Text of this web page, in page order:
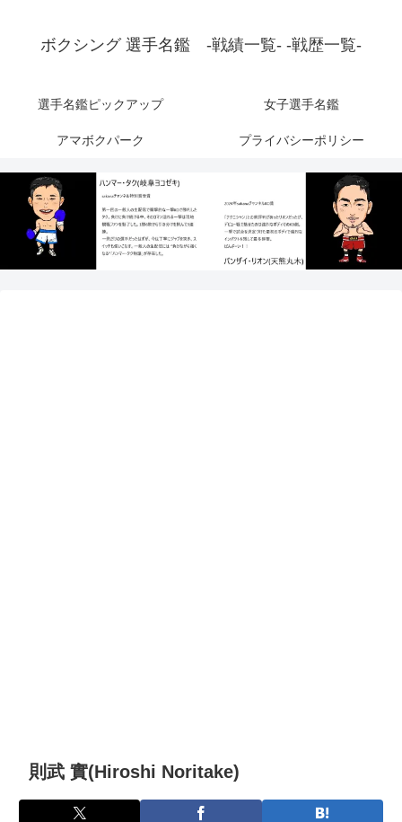
ボクシング 選手名鑑 -戦績一覧- -戦歴一覧-
選手名鑑ピックアップ 女子選手名鑑
アマボクパーク プライバシーポリシー
則武 實(Hiroshi Noritake)